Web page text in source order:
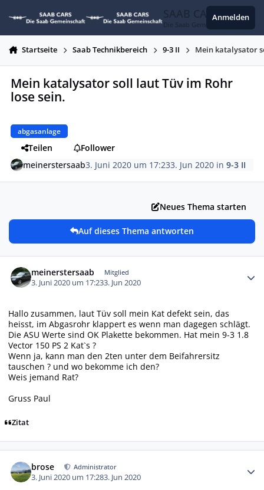
SAAB CARS
Die Saab Gemeinschaft
Anmelden
Startseite Saab Technikbereich 9-3 II Mein katalysator
Mein katalysator soll laut Tüv im Rohr
lose sein.
abgasanlage
Teilen
Follower
meinerstersaab3. Juni 2020 um 17:233. Jun 2020 in9-3 II
Neues Thema starten
Auf dieses Thema antworten
meinerstersaab Mitglied
3. Juni 2020 um 17:233. Jun 2020
Hallo zusammen, laut Tüv soll mein Kat defekt sein, das
heisst, im Abgasrohr klappert es wenn man dagegen schlägt.
Die ASU Werte sind OK Plakette bekommen. Hat mein 9-3 1.8
Vector 150 PS 2 Kat`s ?
Wenn ja, kann man den 2ten unter dem Beifahrersitz
tauschen ? und wo bekomme ich den?
Weis jemand Rat?
Gruss Paul
Zitat
brose Administrator
3. Juni 2020 um 17:283. Jun 2020